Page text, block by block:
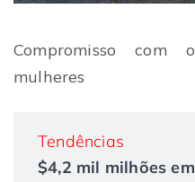
Compromisso com
mulheres
Tendências
$4,2 mil milhões